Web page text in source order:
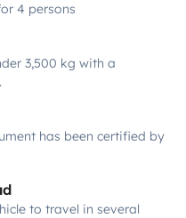
4 persons
3,500 kg with a
has been certified by
to travel in several